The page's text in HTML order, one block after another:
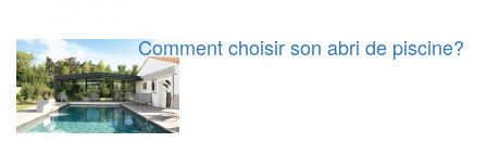
Comment choisir son abri de piscine?